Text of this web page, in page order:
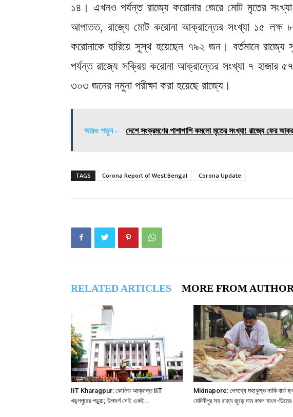
১৪। এখনও পর্যন্ত রাজ্যে করোনার জেরে মোট মৃতের
আপাতত, রাজ্যে মোট করোনা আক্রান্তের সংখ্যা ১৫ লক্ষ
করোনাকে হারিয়ে সুস্থ হয়েছেন ৭৯২ জন। বর্তমানে
পর্যন্ত রাজ্যে সক্রিয় করোনা আক্রান্তের সংখ্যা ৭
৩০৩ জনের নমুনা পরীক্ষা করা হয়েছে রাজ্যে।
আরও পড়ুন - দেশে সংক্রমণের পাশাপাশি কমলো মৃতের সংখ্যা! রাজ্যে ফের
TAGS Corona Report of West Bengal Corona Update
RELATED ARTICLES MORE FROM AUTHOR
IIT Kharagpur: কোভিড আক্রান্ত IIT
খড়্গপুরের পড়ুয়া; উপসর্গ সেই একই…
Midnapore: নেপথ্যে মহাকুম্ভ নাকি বার্ড
মেদিনীপুর সহ রাজ্য জুড়ে দাম কমল মাংস-ডিমের